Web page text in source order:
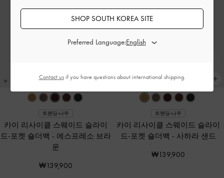
트렌딩-나우
카이 리사이클 스웨이드 슬라이
드-포켓 숄더백 - 에스프레소 브라
운
₩139,900
트렌딩-나우
카이 리사이클 스웨이드 슬라이
드-포켓 숄더백 - 사하라 샌드
₩139,900
SHOP SOUTH KOREA SITE
Preferred Language:
Contact usif you have questions about international shipping.